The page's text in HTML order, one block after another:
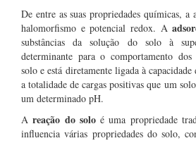
De entre as suas propriedades químicas, a
halomorfismo e potencial redox. A
substâncias da solução do solo à
determinante para o comportamento
solo e está diretamente ligada à
a totalidade de cargas positivas que um
um determinado pH.
Areação do soloé uma propriedade
influencia várias propriedades do solo,